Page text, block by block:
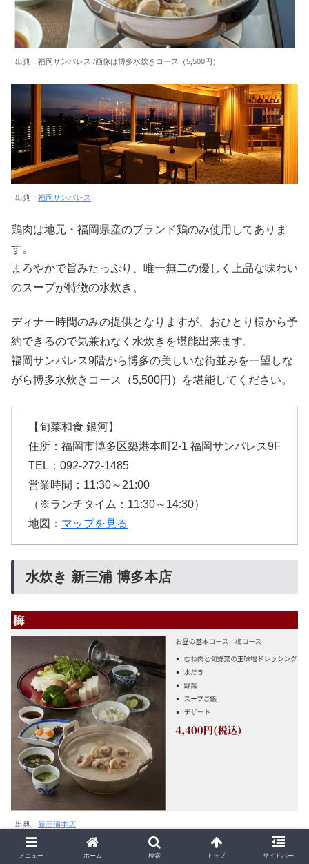
出典：福岡サンパレス /画像は博多水炊きコース（5,500円）
出典： 福岡サンパレス
鶏肉は地元・福岡県産のブランド鶏のみ使用してありま
す。
まろやかで旨みたっぷり、唯一無二の優しく上品な味わい
のスープが特徴の水炊き。
ディナー時間のみの提供となりますが、おひとり様から予
約できるので気兼ねなく水炊きを堪能出来ます。
福岡サンパレス9階から博多の美しいな街並みを一望しな
がら博多水炊きコース（5,500円）を堪能してください。
【旬菜和食 銀河】
住所：福岡市博多区築港本町2-1 福岡サンパレス9F
TEL：092-272-1485
営業時間：11:30～21:00
（※ランチタイム：11:30～14:30）
地図： マップを見る
水炊き 新三浦 博多本店
出典： 新三浦本店
明治43年創業百年の歴史ある水炊きは、創業時から変わ
メニュー ホーム 検索 トップ サイドバー